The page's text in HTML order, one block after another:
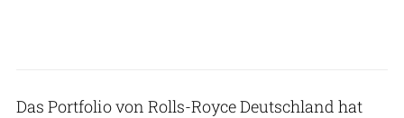
Das Portfolio von Rolls-Royce Deutschland hat